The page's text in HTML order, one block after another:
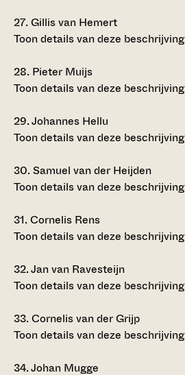
27.Gillis van Hemert
Toon details van deze beschrijving
28. Pieter Muijs
Toon details van deze beschrijving
29.Johannes Hellu
Toon details van deze beschrijving
30.Samuel van der Heijden
Toon details van deze beschrijving
31.Cornelis Rens
Toon details van deze beschrijving
32.Jan van Ravesteijn
Toon details van deze beschrijving
33.Cornelis van der Grijp
Toon details van deze beschrijving
34.Johan Mugge